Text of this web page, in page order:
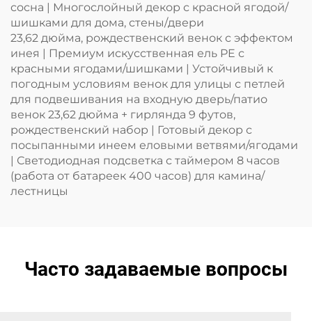
сосна | Многослойный декор с красной ягодой/
шишками для дома, стены/двери
23,62 дюйма, рождественский венок с эффектом
инея | Премиум искусственная ель PE с
красными ягодами/шишками | Устойчивый к
погодным условиям венок для улицы с петлей
для подвешивания на входную дверь/патио
венок 23,62 дюйма + гирлянда 9 футов,
рождественский набор | Готовый декор с
посыпанными инеем еловыми ветвями/ягодами
| Светодиодная подсветка с таймером 8 часов
(работа от батареек 400 часов) для камина/
лестницы
Часто задаваемые вопросы